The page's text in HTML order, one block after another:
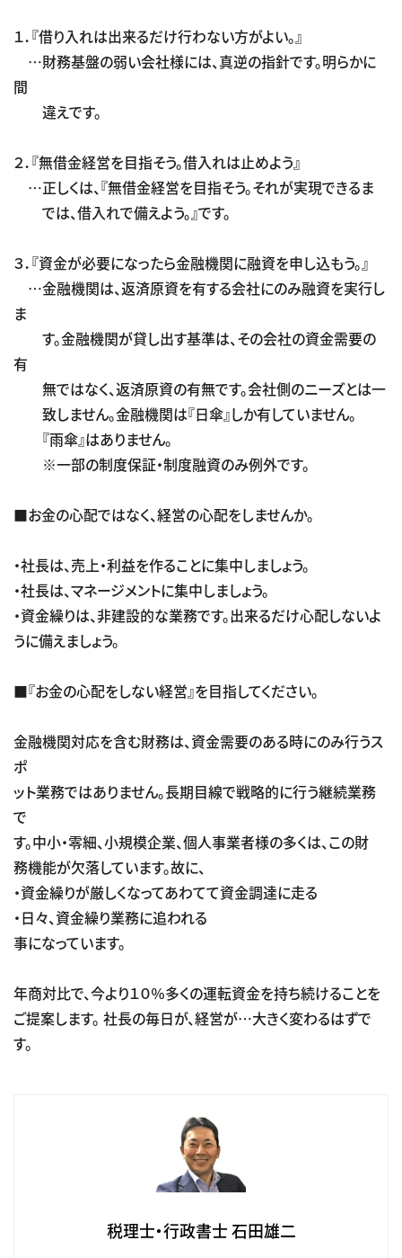
１．『借り入れは出来るだけ行わない方がよい。』
…財務基盤の弱い会社様には、真逆の指針です。明らかに
間
違えです。
２．『無借金経営を目指そう。借入れは止めよう』
…正しくは、『無借金経営を目指そう。それが実現できるま
では、借入れで備えよう。』です。
３．『資金が必要になったら金融機関に融資を申し込もう。』
…金融機関は、返済原資を有する会社にのみ融資を実行し
ま
す。金融機関が貸し出す基準は、その会社の資金需要の
有
無ではなく、返済原資の有無です。会社側のニーズとは一
致しません。金融機関は『日傘』しか有していません。
『雨傘』はありません。
※一部の制度保証・制度融資のみ例外です。
■お金の心配ではなく、経営の心配をしませんか。
・社長は、売上・利益を作ることに集中しましょう。
・社長は、マネージメントに集中しましょう。
・資金繰りは、非建設的な業務です。出来るだけ心配しないよ
うに備えましょう。
■『お金の心配をしない経営』を目指してください。
金融機関対応を含む財務は、資金需要のある時にのみ行うス
ポ
ット業務ではありません。長期目線で戦略的に行う継続業務
で
す。中小・零細、小規模企業、個人事業者様の多くは、この財
務機能が欠落しています。故に、
・資金繰りが厳しくなってあわてて資金調達に走る
・日々、資金繰り業務に追われる
事になっています。
年商対比で、今より１０％多くの運転資金を持ち続けることを
ご提案します。 社長の毎日が、経営が…大きく変わるはずで
す。
税理士・行政書士 石田雄二